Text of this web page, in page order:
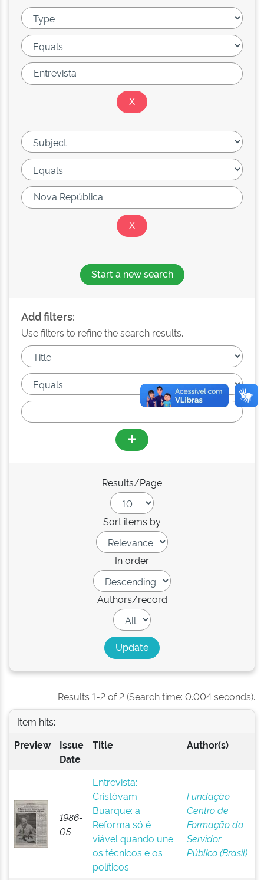
Start a new search
Add filters:
Use filters to refine the search results.
Results/Page
Sort items by
In order
Authors/record
Results 1-2 of 2 (Search time: 0.004 seconds).
Item hits:
Preview
Issue
Date
Title Author(s)
1986-
05
Entrevista:
Cristóvam
Buarque: a
Reforma só é
viável quando une
os técnicos e os
políticos
Fundação
Centro de
Formação do
Servidor
Público (Brasil)